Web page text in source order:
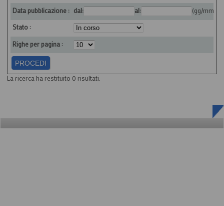
Data pubblicazione : dal: al:
(gg/mm/
Stato :
Righe per pagina :
La ricerca ha restituito 0 risultati.